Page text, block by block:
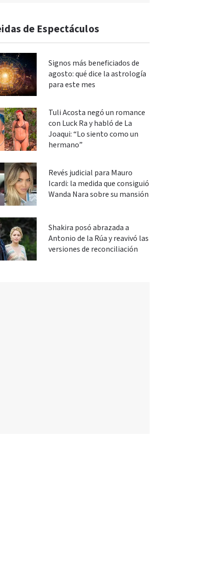
de Espectáculos
Signos más beneficiados de
agosto: qué dice la astrología
para este mes
Tuli Acosta negó un romance
con Luck Ra y habló de La
Joaqui: “Lo siento como un
hermano”
Revés judicial para Mauro
Icardi: la medida que consiguió
Wanda Nara sobre su mansión
Shakira posó abrazada a
Antonio de la Rúa y reavivó las
versiones de reconciliación